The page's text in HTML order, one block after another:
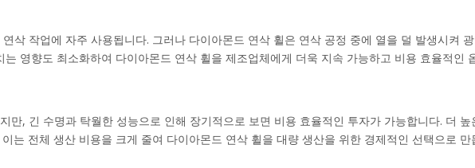
삭 작업에 자주 사용됩니다. 그러나 다이아몬드 연삭 휠은 연삭 공정 중에 열을 덜 발생시켜
영향도 최소화하여 다이아몬드 연삭 휠을 제조업체에게 더욱 지속 가능하고 비용 효율적인
만, 긴 수명과 탁월한 성능으로 인해 장기적으로 보면 비용 효율적인 투자가 가능합니다. 더
는 전체 생산 비용을 크게 줄여 다이아몬드 연삭 휠을 대량 생산을 위한 경제적인 선택으로 만